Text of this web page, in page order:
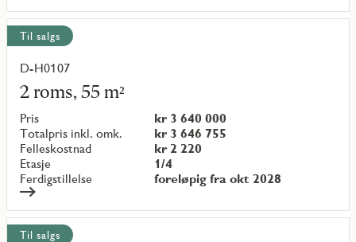
Til salgs
D-H0107
2 roms, 55 m²
Pris
kr 3 640 000
Totalpris inkl. omk.
kr 3 646 755
Felleskostnad
kr 2 220
Etasje
1/4
Ferdigstillelse
foreløpig fra okt 2028
Les
mer
om
objekt
{objectNumber}
Til salgs